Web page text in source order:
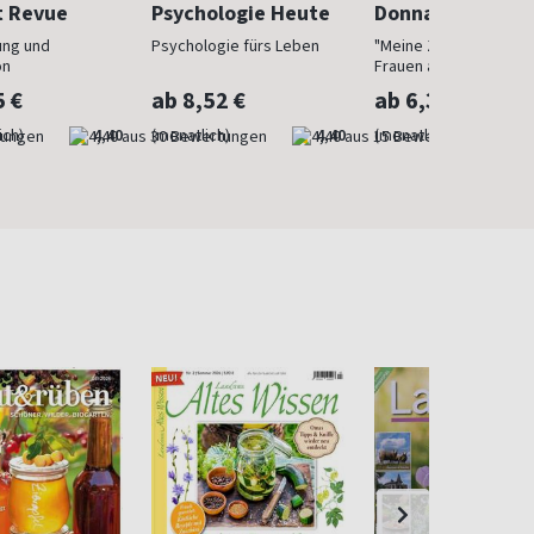
und
€
4,40
Psychologie Heute
Psychologie fürs Leben
ab 8,52 €
(monatlich) 4,40
Donna
"Meine Zeit ist jetzt":
Frauen ab 40
ab 6,30 €
(monatlich)